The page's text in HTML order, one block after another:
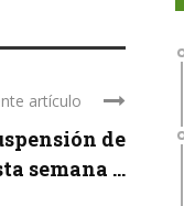
artículo
de
semana ...